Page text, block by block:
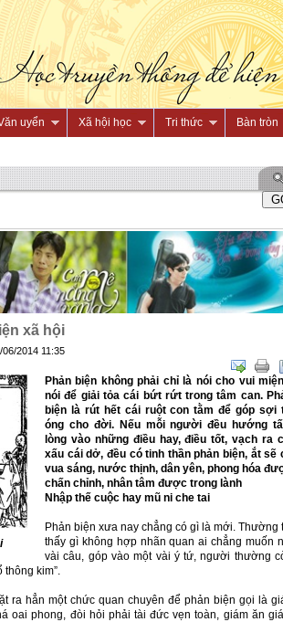
uyển Xã hội học Tri thức Bàn tròn
xã hội
2014 11:35
Phản biện không phải chỉ là nói cho vui
nói để giải tỏa cái bứt rứt trong tâm can.
biện là rút hết cái ruột con tằm để góp sợi
óng cho đời. Nếu mỗi người đều hướng
lòng vào những điều hay, điều tốt, vạch ra
xấu cái dở, đều có tinh thần phản biện, ắt sẽ
vua sáng, nước thịnh, dân yên, phong hóa
chấn chỉnh, nhân tâm được trong lành
Nhập thế cuộc hay mũ ni che tai
Phản biện xưa nay chẳng có gì là mới. Thường
thấy gì không hợp nhãn quan ai chẳng muốn
vài câu, góp vào một vài ý tứ, người thường
thông kim”.
hẳn một chức quan chuyên để phản biện gọi là
oai phong, đòi hỏi phải tài đức vẹn toàn, giám ăn